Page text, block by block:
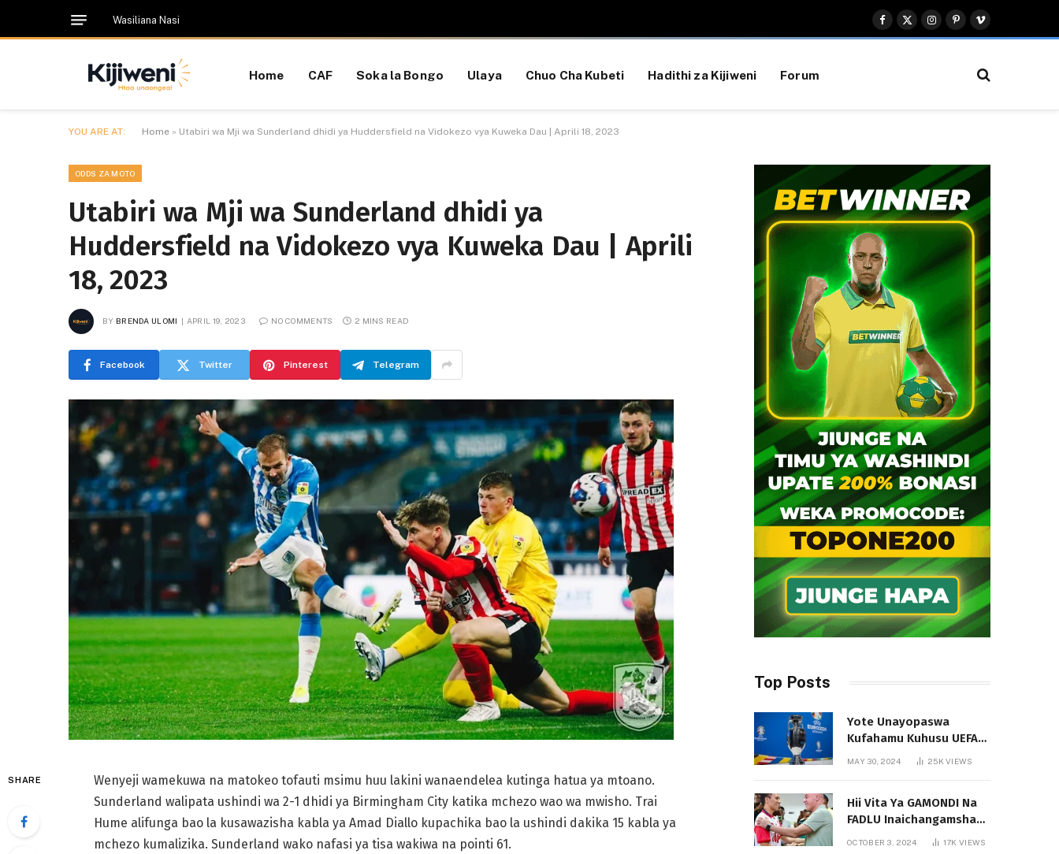
Wasiliana Nasi
Facebook
X
(Twitter)
Instagram
Pinterest
Vimeo
Home CAF Soka la Bongo Ulaya Chuo Cha Kubeti Hadithi za Kijiweni Forum
YOU ARE AT: Home » Utabiri wa Mji wa Sunderland dhidi ya Huddersfield na Vidokezo vya Kuweka Dau | Aprili 18, 2023
ODDS ZA MOTO
Utabiri wa Mji wa Sunderland dhidi ya
Huddersfield na Vidokezo vya Kuweka Dau | Aprili
18, 2023
BY BRENDA ULOMI APRIL 19, 2023 NO COMMENTS 2 MINS READ
Facebook Twitter Pinterest Telegram
SHARE
Wenyeji wamekuwa na matokeo tofauti msimu huu lakini wanaendelea kutinga hatua ya mtoano.
Sunderland walipata ushindi wa 2-1 dhidi ya Birmingham City katika mchezo wao wa mwisho. Trai
Hume alifunga bao la kusawazisha kabla ya Amad Diallo kupachika bao la ushindi dakika 15 kabla ya
mchezo kumalizika. Sunderland wako nafasi ya tisa wakiwa na pointi 61.
Top Posts
Yote Unayopaswa
Kufahamu Kuhusu UEFA
EURO 2024 German
MAY 30, 2024 25KVIEWS
Hii Vita Ya GAMONDI Na
FADLU Inaichangamsha
OCTOBER 3, 2024 17KVIEWS